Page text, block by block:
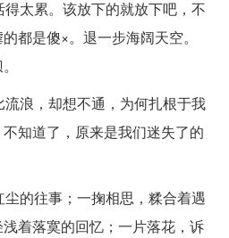
太累。该放下的就放下吧，不
都是傻×。退一步海阔天空。
浪，却想不通，为何扎根于我
知道了，原来是我们迷失了的
的往事；一掬相思，糅合着遇
着落寞的回忆；一片落花，诉